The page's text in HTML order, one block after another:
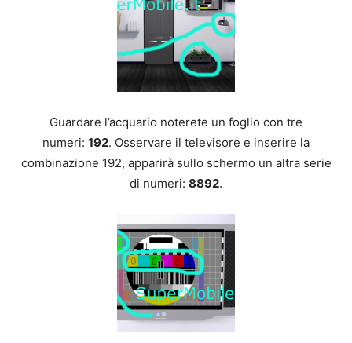
Guardare l’acquario noterete un foglio con tre
numeri: 192. Osservare il televisore e inserire la
combinazione 192, apparirà sullo schermo un altra serie
di numeri: 8892.